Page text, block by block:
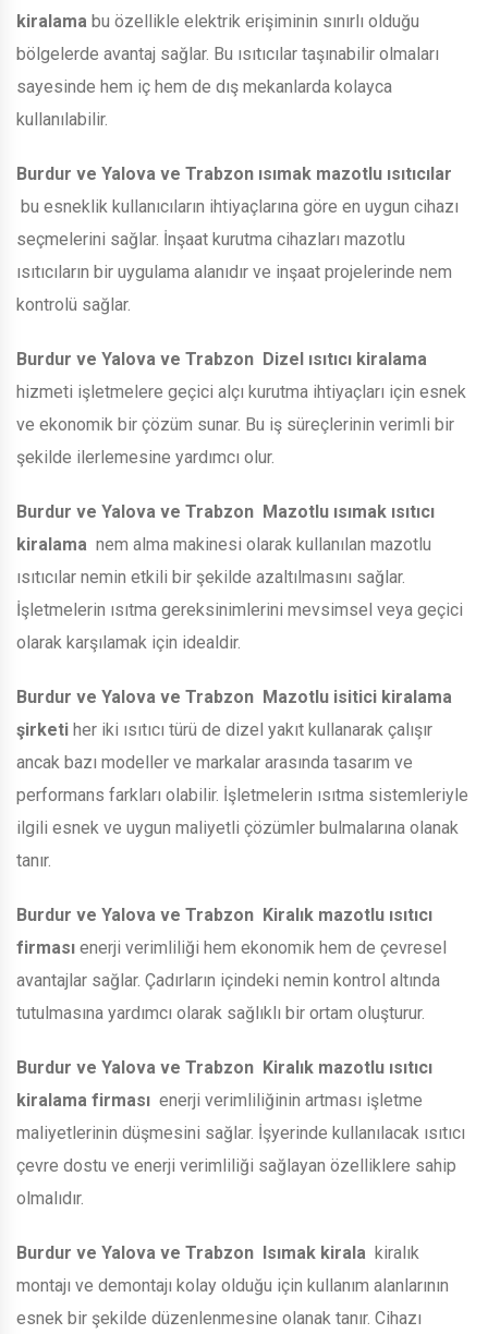
kiralama bu özellikle elektrik erişiminin sınırlı olduğu
bölgelerde avantaj sağlar. Bu ısıtıcılar taşınabilir olmaları
sayesinde hem iç hem de dış mekanlarda kolayca
kullanılabilir.
Burdur ve Yalova ve Trabzon ısımak mazotlu ısıtıcılar
bu esneklik kullanıcıların ihtiyaçlarına göre en uygun cihazı
seçmelerini sağlar. İnşaat kurutma cihazları mazotlu
ısıtıcıların bir uygulama alanıdır ve inşaat projelerinde nem
kontrolü sağlar.
Burdur ve Yalova ve Trabzon Dizel ısıtıcı kiralama
hizmeti işletmelere geçici alçı kurutma ihtiyaçları için esnek
ve ekonomik bir çözüm sunar. Bu iş süreçlerinin verimli bir
şekilde ilerlemesine yardımcı olur.
Burdur ve Yalova ve Trabzon Mazotlu ısımak ısıtıcı
kiralama nem alma makinesi olarak kullanılan mazotlu
ısıtıcılar nemin etkili bir şekilde azaltılmasını sağlar.
İşletmelerin ısıtma gereksinimlerini mevsimsel veya geçici
olarak karşılamak için idealdir.
Burdur ve Yalova ve Trabzon Mazotlu isitici kiralama
şirketi her iki ısıtıcı türü de dizel yakıt kullanarak çalışır
ancak bazı modeller ve markalar arasında tasarım ve
performans farkları olabilir. İşletmelerin ısıtma sistemleriyle
ilgili esnek ve uygun maliyetli çözümler bulmalarına olanak
tanır.
Burdur ve Yalova ve Trabzon Kiralık mazotlu ısıtıcı
firması enerji verimliliği hem ekonomik hem de çevresel
avantajlar sağlar. Çadırların içindeki nemin kontrol altında
tutulmasına yardımcı olarak sağlıklı bir ortam oluşturur.
Burdur ve Yalova ve Trabzon Kiralık mazotlu ısıtıcı
kiralama firması enerji verimliliğinin artması işletme
maliyetlerinin düşmesini sağlar. İşyerinde kullanılacak ısıtıcı
çevre dostu ve enerji verimliliği sağlayan özelliklere sahip
olmalıdır.
Burdur ve Yalova ve Trabzon Isımak kirala kiralık
montajı ve demontajı kolay olduğu için kullanım alanlarının
esnek bir şekilde düzenlenmesine olanak tanır. Cihazı